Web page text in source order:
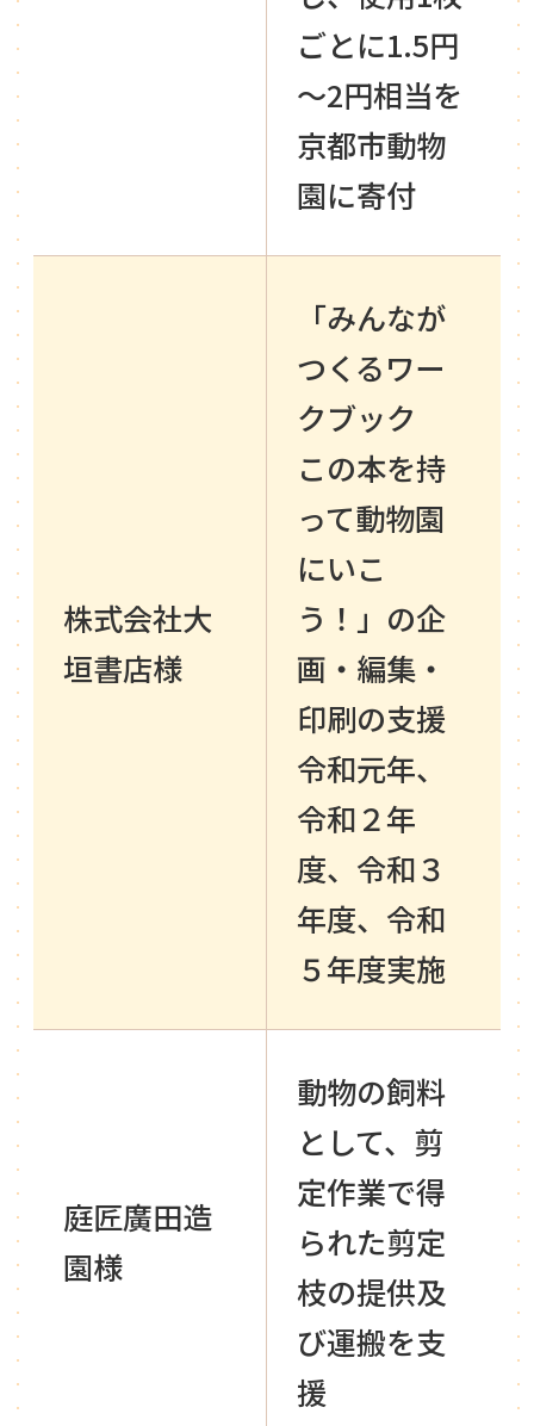
ごとに1.5円
～2円相当を
京都市動物
園に寄付
株式会社大
垣書店様
「みんなが
つくるワー
クブック
この本を持
って動物園
にいこ
う！」の企
画・編集・
印刷の支援
令和元年、
令和２年
度、令和３
年度、令和
５年度実施
庭匠廣田造
園様
動物の飼料
として、剪
定作業で得
られた剪定
枝の提供及
び運搬を支
援